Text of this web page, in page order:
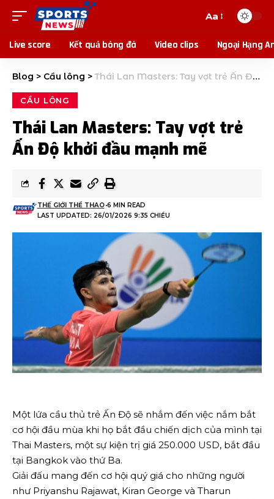
Aa
Live score Kết quả bóng đá Video clips Ngoại Hạng
Blog > Cầu lông > Thái Lan Masters: Tay vợt trẻ Ấn Độ khởi đầu mạnh mẽ
CẦU LÔNG
Thái Lan Masters: Tay vợt trẻ
Ấn Độ khởi đầu mạnh mẽ
LAST UPDATED: 26/01/2026 9:35 CHIỀU
THẾ GIỚI THỂ THAO 6 MIN READ
Một lứa cầu thủ trẻ Ấn Độ sẽ nhắm đến việc nắm bắt
cơ hội đầu mùa khi họ bắt đầu chiến dịch của mình tại
Thai Masters, một sự kiện trị giá 250.000 USD, bắt đầu
tại Bangkok vào thứ Ba.
Giải đấu mang đến cơ hội quý giá cho những người
như Priyanshu Rajawat, Kiran George và Tharun